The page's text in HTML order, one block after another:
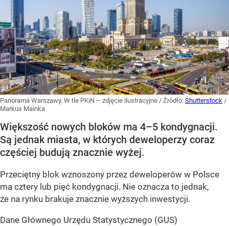
Panorama Warszawy. W tle PKiN – zdjęcie ilustracyjne / Źródło: Shutterstock /
Markus Mainka
Większość nowych bloków ma 4–5 kondygnacji.
Są jednak miasta, w których deweloperzy coraz
częściej budują znacznie wyżej.
Przeciętny blok wznoszony przez deweloperów w Polsce
ma cztery lub pięć kondygnacji. Nie oznacza to jednak,
że na rynku brakuje znacznie wyższych inwestycji.
Dane Głównego Urzędu Statystycznego (GUS)